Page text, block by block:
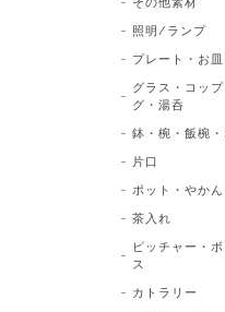
照明/ランプ
プレート・お皿
グラス・コッ
グ・湯呑
鉢・椀・飯椀
片口
ポット・やかん
茶入れ
ピッチャー・
ス
カトラリー